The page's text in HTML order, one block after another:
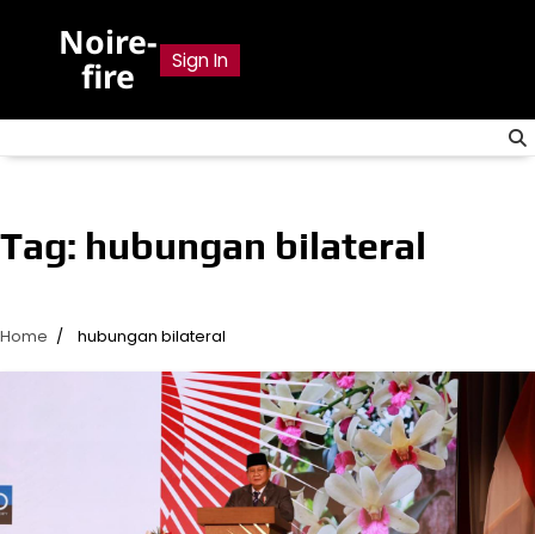
Noire-
fire
Sign In
Tag: hubungan bilateral
Home hubungan bilateral